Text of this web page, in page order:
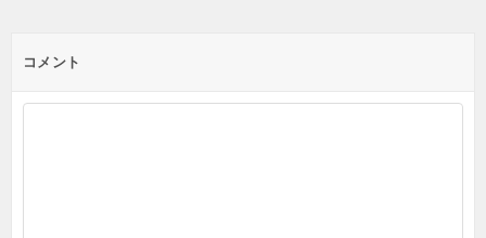
コメント